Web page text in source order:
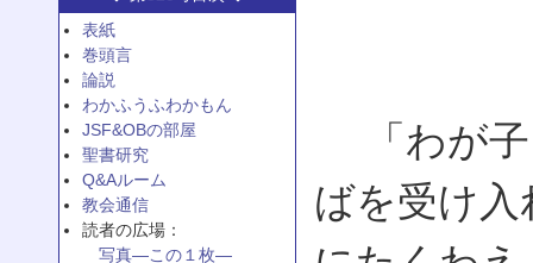
表紙
巻頭言
論説
わかふうふわかもん
JSF&OBの部屋
聖書研究
Q&Aルーム
教会通信
読者の広場：
写真—この１枚—
「わが子
ばを受け